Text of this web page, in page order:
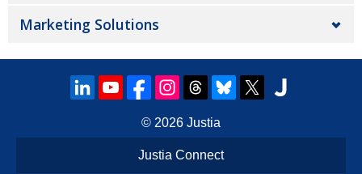
Marketing Solutions
© 2026 Justia
Justia Connect